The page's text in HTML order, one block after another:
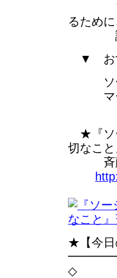
ソー
るために
読ま
▼ お
ソー
マー
★『ソ
切なこと
斉藤
★【今日
◇